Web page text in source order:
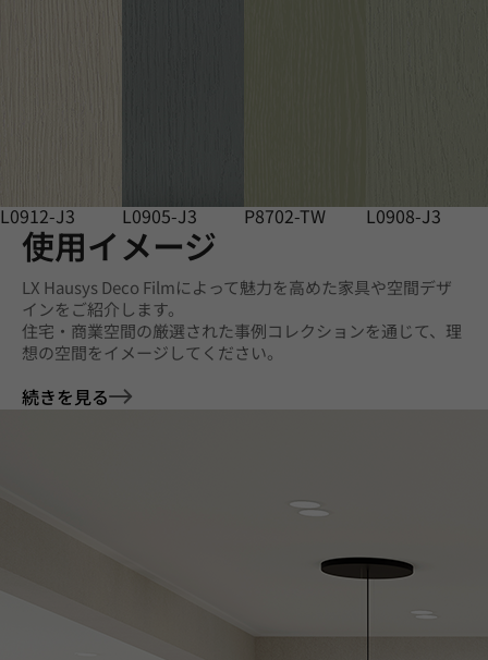
L0912-J3 L0905-J3 P8702-TW L0908-J3
使用イメージ
LX Hausys Deco Filmによって魅力を高めた家具や空間デザ
インをご紹介します。
住宅・商業空間の厳選された事例コレクションを通じて、理
想の空間をイメージしてください。
続きを見る